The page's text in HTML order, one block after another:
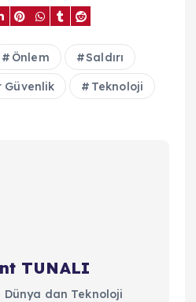
Önlem Saldırı
Güvenlik Teknoloji
TUNALI
Dünya dan Teknoloji